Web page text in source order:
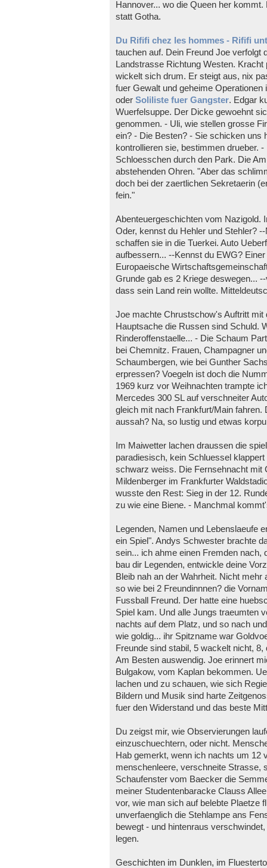
Hannover... wo die Queen her
statt Gotha.
Du Rififi chez les hommes - Rififi
tauchen auf. Dein Freund Joe verfolgt
Landstrasse Richtung Westen.
wickelt sich drum. Er steigt aus, nix
fuer Gewalt und geheime
oder Soliliste fuer Gangster. Edgar
Wuerfelsuppe. Der Dicke gewoehnt
genommen. - Uli, wie stellen grosse
ein? - Die Besten? - Sie schicken uns
kontrollieren sie, bestimmen drueber.
Schloesschen durch den Park. Die
abstehenden Ohren. "Aber das
doch bei der zaertlichen Sekretaerin
fein."
Abenteuergeschichten vom Nazigold.
Oder, kennst du Hehler und Stehler?
schaffen sie in die Tuerkei. Auto
aufbessern... --Kennst du EWG?
Europaeische
Grunde gab es 2 Kriege deswegen...
dass sein Land rein wollte.
Joe machte Chrustschow's Auftritt
Hauptsache die Russen sind Schuld.
Rinderoffenstaelle... - Die Schaum
bei Chemnitz. Frauen, Champagner
Schaumbergen, wie bei Gunther
erpressen? Voegeln ist doch die
1969 kurz vor Weihnachten trampte
Mercedes 300 SL auf verschneiter
gleich mit nach Frankfurt/Main fahren.
aussah? Na, so lustig und etwas
Im Maiwetter lachen draussen die
paradiesisch, kein Schluessel
schwarz weiss. Die Fernsehnacht mit
Mildenberger im Frankfurter
wusste den Rest: Sieg in der 12.
zu wie eine Biene. - Manchmal
Legenden, Namen und Lebenslaeufe
ein Spiel". Andys Schwester brachte
sein... ich ahme einen Fremden
bau dir Legenden, entwickle deine
Bleib nah an der Wahrheit. Nicht
so wie bei 2 Freundinnnen? die
Fussball Freund. Der hatte eine
Spiel kam. Und alle Jungs traeumten
nachts auf dem Platz, und so nach
wie goldig... ihr Spitzname war
Freunde sind stabil, 5 wackelt nicht,
Am Besten auswendig. Joe erinnert
Bulgakow, vom Kaplan bekommen.
lachen und zu schauen, wie sich
Bildern und Musik sind harte
fuer den Widerstand und das beste
Du zeigst mir, wie Observierungen
einzuschuechtern, oder nicht.
Hab gemerkt, wenn ich nachts um 12
menschenleere, verschneite Strasse,
Schaufenster vom Baecker die
meiner Studentenbaracke Clauss
vor, wie man sich auf belebte Plaetze
unverfaenglich die Stehlampe ans
bewegt - und hintenraus
legen.
Geschichten im Dunklen, im